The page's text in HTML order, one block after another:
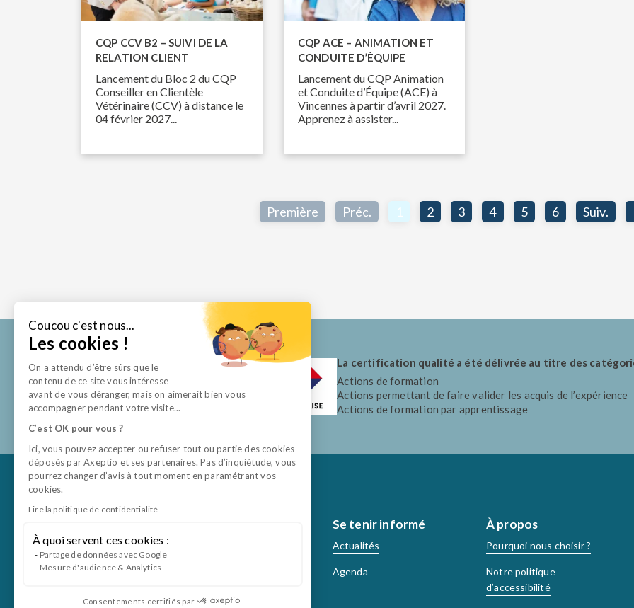
Coucou c'est nous...
Les cookies !
On a attendu d’être sûrs que le
contenu de ce site vous intéresse
avant de vous déranger, mais on aimerait bien vous
accompagner pendant votre visite...
C’est OK pour vous ?
Ici, vous pouvez accepter ou refuser tout ou partie des cookies
déposés par Axeptio et ses partenaires. Pas d’inquiétude, vous
pourrez changer d’avis à tout moment en paramétrant vos
cookies.
Lire la politique de confidentialité
À quoi servent ces cookies :
Partage de données avec Google
Mesure d'audience & Analytics
Consentements certifiés par
CQP CCV B2 – SUIVI DE LA
RELATION CLIENT
Lancement du Bloc 2 du CQP
Conseiller en Clientèle
Vétérinaire (CCV) à distance le
04 février 2027...
CQP ACE – ANIMATION ET
CONDUITE D’ÉQUIPE
Lancement du CQP Animation
et Conduite d’Équipe (ACE) à
Vincennes à partir d’avril 2027.
Apprenez à assister...
Première Préc. 1 2 3 4 5 6 Suiv.
La certification qualité a été délivrée au titre des
Actions de formation
Actions permettant de faire valider les acquis de l’expérience
Actions de formation par apprentissage
Se tenir informé
Actualités
Agenda
À propos
Pourquoi nous choisir ?
Notre politique
d’accessibilité